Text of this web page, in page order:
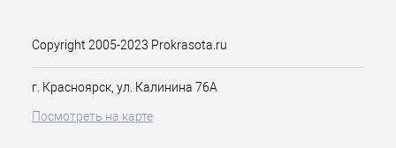
Применение:нанесите немного
шампуня на влажные волосы.
пушистой пены. Выдержите
Copyright 2005-2023 Prokrasota.ru
г. Красноярск, ул. Калинина 76А
Посмотреть на карте